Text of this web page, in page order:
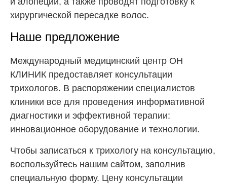
хирургической пересадке волос.
Наше предложение
Международный медицинский центр ОН
КЛИНИК предоставляет консультации
трихологов. В распоряжении специалистов
клиники все для проведения информативной
диагностики и эффективной терапии:
инновационное оборудование и технологии.
Чтобы записаться к трихологу на консультацию,
воспользуйтесь нашим сайтом, заполнив
специальную форму. Цену консультации